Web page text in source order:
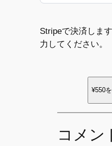
Stripeで決済しま
力してください。
¥550
コメン